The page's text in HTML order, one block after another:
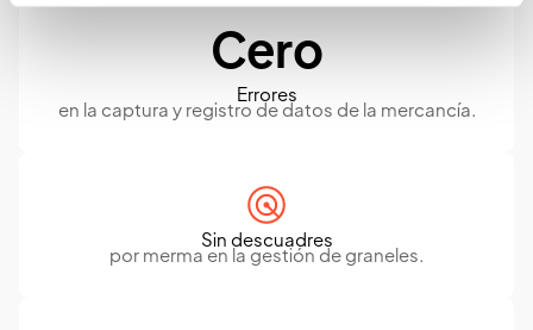
Cero
Errores
en la captura y registro de datos de la mercancía.
Sin descuadres
por merma en la gestión de graneles.